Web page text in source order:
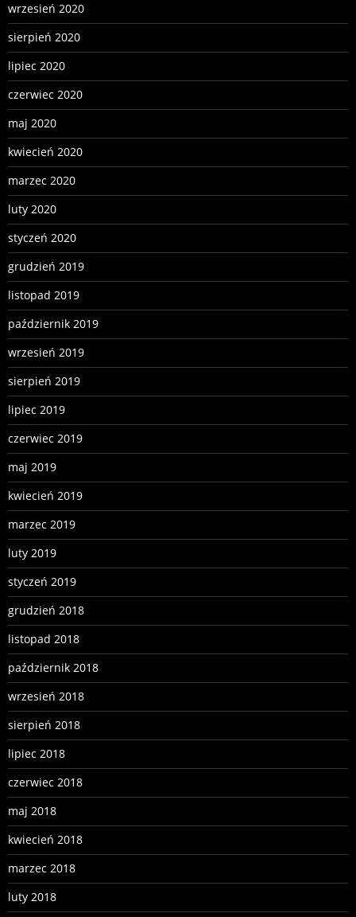
wrzesień 2020
sierpień 2020
lipiec 2020
czerwiec 2020
maj 2020
kwiecień 2020
marzec 2020
luty 2020
styczeń 2020
grudzień 2019
listopad 2019
październik 2019
wrzesień 2019
sierpień 2019
lipiec 2019
czerwiec 2019
maj 2019
kwiecień 2019
marzec 2019
luty 2019
styczeń 2019
grudzień 2018
listopad 2018
październik 2018
wrzesień 2018
sierpień 2018
lipiec 2018
czerwiec 2018
maj 2018
kwiecień 2018
marzec 2018
luty 2018